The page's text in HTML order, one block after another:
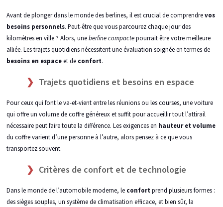
Avant de plonger dans le monde des berlines, il est crucial de comprendrevos
besoins personnels. Peut-être que vous parcourez chaque jour des
kilomètres en ville ? Alors, uneberline compactepourrait être votre meilleure
alliée. Les trajets quotidiens nécessitent une évaluation soignée en termes de
besoins en espaceet de confort.
Trajets quotidiens et besoins en espace
Pour ceux qui font le va-et-vient entre les réunions ou les courses, une voiture
qui offre un volume de coffre généreux et suffit pour accueillir tout l’attirail
nécessaire peut faire toute la différence. Les exigences en hauteur et volume
du coffre varient d’une personne à l’autre, alors pensez à ce que vous
transportez souvent.
Critères de confort et de technologie
Dans le monde de l’automobile moderne, le confort prend plusieurs formes :
des sièges souples, un système de climatisation efficace, et bien sûr, la